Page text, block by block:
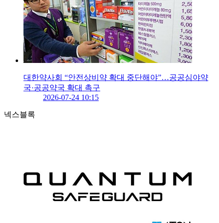
대한약사회 “안전상비약 확대 중단해야”…공공심야약
국·공공약국 확대 촉구
2026-07-24 10:15
넥스블록